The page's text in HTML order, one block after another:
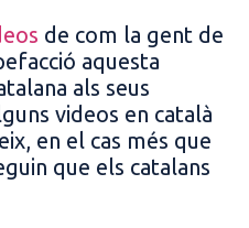
de com la gent de
aquesta
als seus
videos en català
en el cas més que
que els catalans